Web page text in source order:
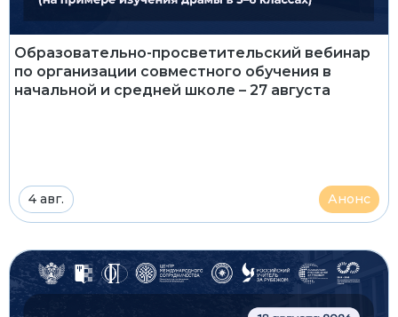
Образовательно-просветительский вебинар
по организации совместного обучения в
начальной и средней школе – 27 августа
4 авг. Анонс